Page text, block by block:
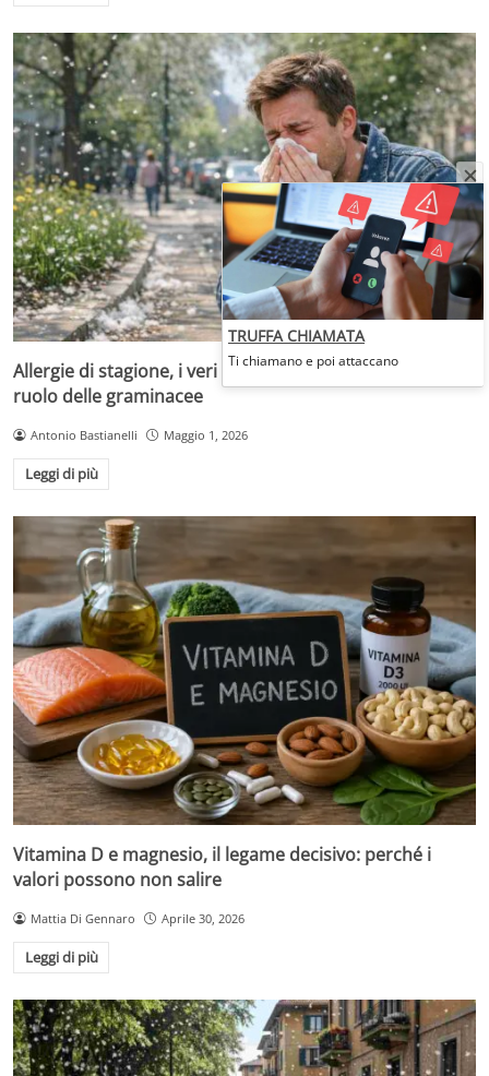
Allergie di stagione, i veri responsabili sono i pollini: il
ruolo delle graminacee
Antonio Bastianelli Maggio 1, 2026
Leggi di più
Vitamina D e magnesio, il legame decisivo: perché i
valori possono non salire
Mattia Di Gennaro Aprile 30, 2026
Leggi di più
TRUFFA CHIAMATA
Ti chiamano e poi attaccano